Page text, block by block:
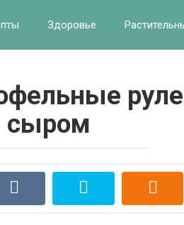
Здоровье
сыром